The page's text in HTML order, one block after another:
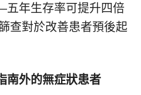
年生存率可提升四倍
查對於改善患者預後起
南外的無症狀患者